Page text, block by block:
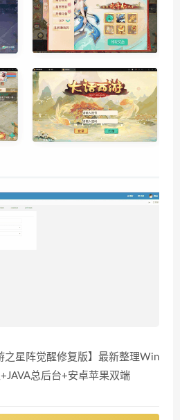
之星阵觉醒修复版】最新整理Win
总后台+安卓苹果双端